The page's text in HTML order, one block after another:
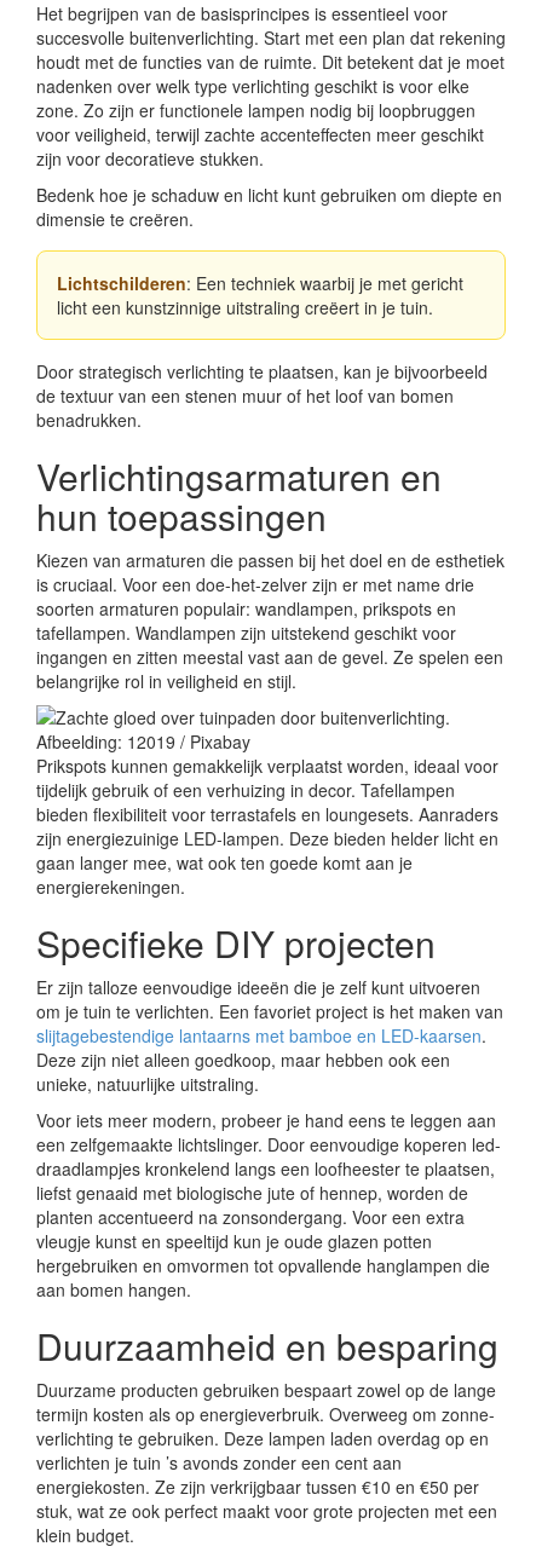
Het begrijpen van de basisprincipes is essentieel voor
succesvolle buitenverlichting. Start met een plan dat rekening
houdt met de functies van de ruimte. Dit betekent dat je moet
nadenken over welk type verlichting geschikt is voor elke
zone. Zo zijn er functionele lampen nodig bij loopbruggen
voor veiligheid, terwijl zachte accenteffecten meer geschikt
zijn voor decoratieve stukken.
Bedenk hoe je schaduw en licht kunt gebruiken om diepte en
dimensie te creëren.
Lichtschilderen: Een techniek waarbij je met gericht
licht een kunstzinnige uitstraling creëert in je tuin.
Door strategisch verlichting te plaatsen, kan je bijvoorbeeld
de textuur van een stenen muur of het loof van bomen
benadrukken.
Verlichtingsarmaturen en
hun toepassingen
Kiezen van armaturen die passen bij het doel en de esthetiek
is cruciaal. Voor een doe-het-zelver zijn er met name drie
soorten armaturen populair: wandlampen, prikspots en
tafellampen. Wandlampen zijn uitstekend geschikt voor
ingangen en zitten meestal vast aan de gevel. Ze spelen een
belangrijke rol in veiligheid en stijl.
Afbeelding: 12019 / Pixabay
Prikspots kunnen gemakkelijk verplaatst worden, ideaal voor
tijdelijk gebruik of een verhuizing in decor. Tafellampen
bieden flexibiliteit voor terrastafels en loungesets. Aanraders
zijn energiezuinige LED-lampen. Deze bieden helder licht en
gaan langer mee, wat ook ten goede komt aan je
energierekeningen.
Specifieke DIY projecten
Er zijn talloze eenvoudige ideeën die je zelf kunt uitvoeren
om je tuin te verlichten. Een favoriet project is het maken van
slijtagebestendige lantaarns met bamboe en LED-kaarsen.
Deze zijn niet alleen goedkoop, maar hebben ook een
unieke, natuurlijke uitstraling.
Voor iets meer modern, probeer je hand eens te leggen aan
een zelfgemaakte lichtslinger. Door eenvoudige koperen led-
draadlampjes kronkelend langs een loofheester te plaatsen,
liefst genaaid met biologische jute of hennep, worden de
planten accentueerd na zonsondergang. Voor een extra
vleugje kunst en speeltijd kun je oude glazen potten
hergebruiken en omvormen tot opvallende hanglampen die
aan bomen hangen.
Duurzaamheid en besparing
Duurzame producten gebruiken bespaart zowel op de lange
termijn kosten als op energieverbruik. Overweeg om zonne-
verlichting te gebruiken. Deze lampen laden overdag op en
verlichten je tuin ’s avonds zonder een cent aan
energiekosten. Ze zijn verkrijgbaar tussen €10 en €50 per
stuk, wat ze ook perfect maakt voor grote projecten met een
klein budget.